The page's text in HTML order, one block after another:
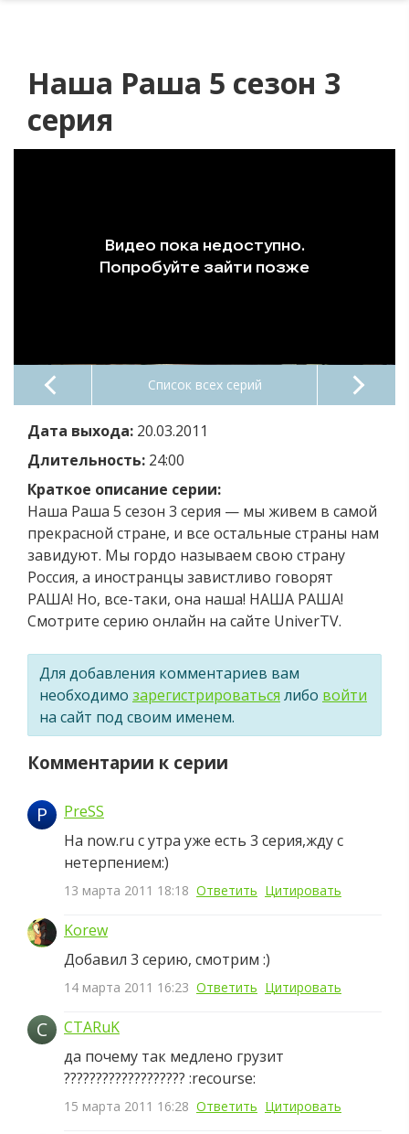
Наша Раша 5 сезон 3
серия
Список всех серий
Дата выхода: 20.03.2011
Длительность: 24:00
Краткое описание серии:
Наша Раша 5 сезон 3 серия — мы живем в самой
прекрасной стране, и все остальные страны нам
завидуют. Мы гордо называем свою страну
Россия, а иностранцы завистливо говорят
РАША! Но, все-таки, она наша! НАША РАША!
Смотрите серию онлайн на сайте UniverTV.
Для добавления комментариев вам
необходимо зарегистрироваться либо войти
на сайт под своим именем.
Комментарии к серии
P
PreSS
На now.ru с утра уже есть 3 серия,жду с
нетерпением:)
13 марта 2011 18:18 Ответить Цитировать
Korew
Добавил 3 серию, смотрим :)
14 марта 2011 16:23 Ответить Цитировать
C
CTARuK
да почему так медлено грузит
??????????????????? :recourse:
15 марта 2011 16:28 Ответить Цитировать